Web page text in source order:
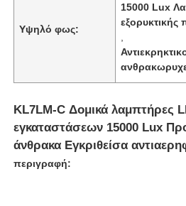
Υψηλό φως:
15000 Lux
KL7LM-C Δομικά λαμπτήρες
εγκαταστάσεων 15000 Lux
άνθρακα Εγκριθείσα
περιγραφή: